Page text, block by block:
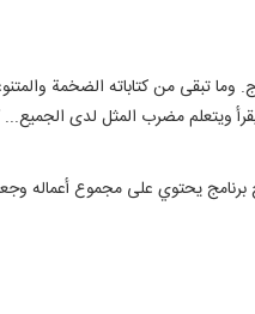
وما تبقى من كتاباته الضخمة
مضرب المثل لدى الجميع...
برنامج يحتوي على مجموع أعماله